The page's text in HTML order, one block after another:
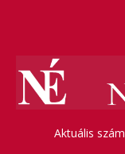
Aktuális szám